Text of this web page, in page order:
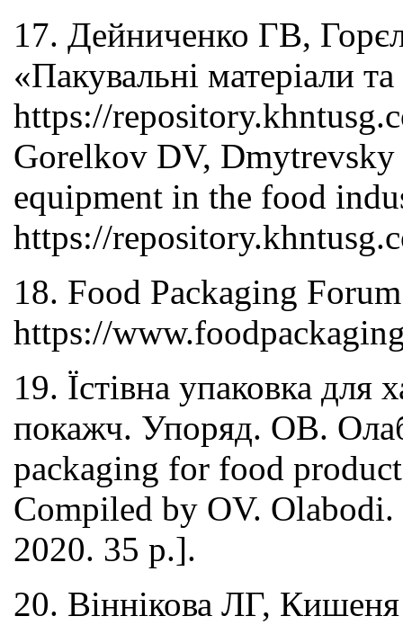
17. Дейниченко ГВ,
«Пакувальні матеріали
https://
Gorelkov DV, Dmytrevsky
equipment in the food
https://
18. Food Packaging
https://
19. Їстівна упаковка для
покажч. Упоряд. ОВ.
packaging for food
Compiled by OV.
2020. 35 p.].
20. Віннікова ЛГ, Кишеня